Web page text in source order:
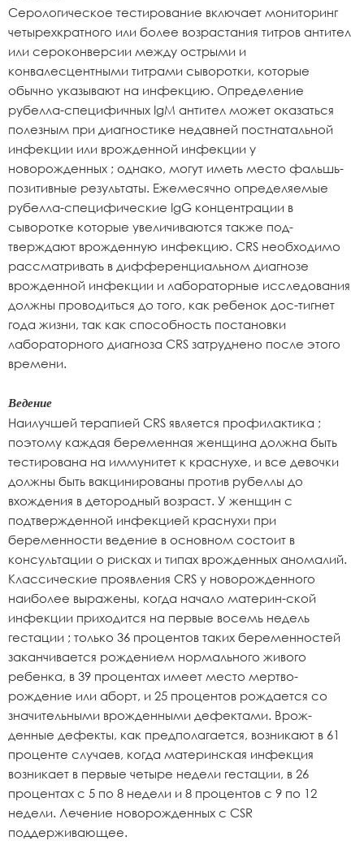
Серологическое тестирование включает мониторинг
четырехкратного или более возрастания титров антител
или сероконверсии между острыми и
конвалесцентными титрами сыворотки, которые
обычно указывают на инфекцию. Определение
рубелла-специфичных IgM антител может оказаться
полезным при диагностике недавней постнатальной
инфекции или врожденной инфекции у
новорожденных ; однако, могут иметь место фальшь-
позитивные результаты. Ежемесячно определяемые
рубелла-специфические IgG концентрации в
сыворотке которые увеличиваются также под-
тверждают врожденную инфекцию. CRS необходимо
рассматривать в дифференциальном диагнозе
врожденной инфекции и лабораторные исследования
должны проводиться до того, как ребенок дос-тигнет
года жизни, так как способность постановки
лабораторного диагноза CRS затруднено после этого
времени.
Ведение
Наилучшей терапией CRS является профилактика ;
поэтому каждая беременная женщина должна быть
тестирована на иммунитет к краснухе, и все девочки
должны быть вакцинированы против рубеллы до
вхождения в детородный возраст. У женщин с
подтвержденной инфекцией краснухи при
беременности ведение в основном состоит в
консультации о рисках и типах врожденных аномалий.
Классические проявления CRS у новорожденного
наиболее выражены, когда начало материн-ской
инфекции приходится на первые восемь недель
гестации ; только 36 процентов таких беременностей
заканчивается рождением нормального живого
ребенка, в 39 процентах имеет место мертво-
рождение или аборт, и 25 процентов рождается со
значительными врожденными дефектами. Врож-
денные дефекты, как предполагается, возникают в 61
проценте случаев, когда материнская инфекция
возникает в первые четыре недели гестации, в 26
процентах с 5 по 8 недели и 8 процентов с 9 по 12
недели. Лечение новорожденных с CSR
поддерживающее.